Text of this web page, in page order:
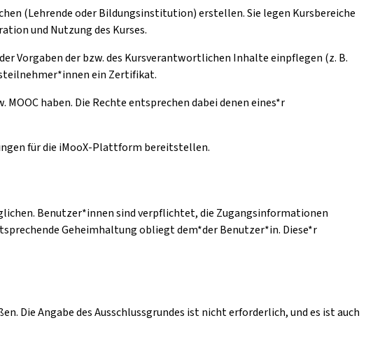
(Lehrende oder Bildungsinstitution) erstellen. Sie legen Kursbereiche
und Nutzung des Kurses.
Vorgaben der bzw. des Kursverantwortlichen Inhalte einpflegen (z. B.
ein Zertifikat.
haben. Die Rechte entsprechen dabei denen eines*r
für die iMooX-Plattform bereitstellen.
Benutzer*innen sind verpflichtet, die Zugangsinformationen
Geheimhaltung obliegt dem*der Benutzer*in. Diese*r
Die Angabe des Ausschlussgrundes ist nicht erforderlich, und es ist auch